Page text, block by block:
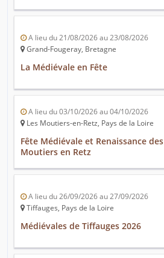
A lieu du 21/08/2026 au 23/08/2026
Grand-Fougeray, Bretagne
La Médiévale en Fête
A lieu du 03/10/2026 au 04/10/2026
Les Moutiers-en-Retz, Pays de la Loire
Fête Médiévale et Renaissance des
Moutiers en Retz
A lieu du 26/09/2026 au 27/09/2026
Tiffauges, Pays de la Loire
Médiévales de Tiffauges 2026